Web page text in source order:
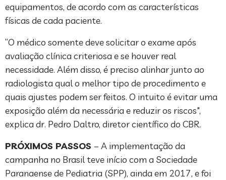
equipamentos, de acordo com as características
físicas de cada paciente.
“O médico somente deve solicitar o exame após
avaliação clínica criteriosa e se houver real
necessidade. Além disso, é preciso alinhar junto ao
radiologista qual o melhor tipo de procedimento e
quais ajustes podem ser feitos. O intuito é evitar uma
exposição além da necessária e reduzir os riscos",
explica dr. Pedro Daltro, diretor científico do CBR.
PRÓXIMOS PASSOS – A implementação da
campanha no Brasil teve início com a Sociedade
Paranaense de Pediatria (SPP), ainda em 2017, e foi